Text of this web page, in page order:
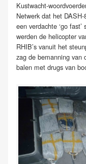
Kustwacht-
Netwerk dat het
een verdachte ‘go
werden de helicopter
RHIB’s vanuit het
zag de bemanning van
balen met drugs van